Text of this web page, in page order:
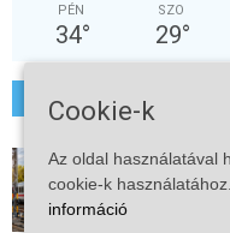
PÉN
34°
SZO
29°
További hírek
Vitézy
Cookie-k
Az oldal használatával
cookie-k használatához.
információ